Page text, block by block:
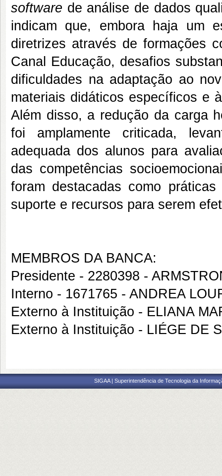
software de análise de dados
indicam que, embora haja um
diretrizes através de formações
Canal Educação, desafios
dificuldades na adaptação ao
materiais didáticos específicos e
Além disso, a redução da carga
foi amplamente criticada,
adequada dos alunos para
das competências
foram destacadas como
suporte e recursos para serem
MEMBROS DA BANCA:
Presidente - 2280398 -
Interno - 1671765 - ANDREA
Externo à Instituição - ELIANA
Externo à Instituição - LIÉGE DE
SIGAA | Superintendência de Tecnologia da